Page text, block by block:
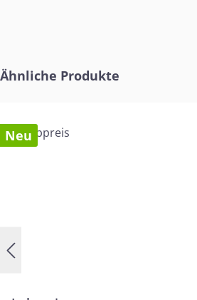
Produktgalerie überspringen
Ähnliche Produkte
Neu